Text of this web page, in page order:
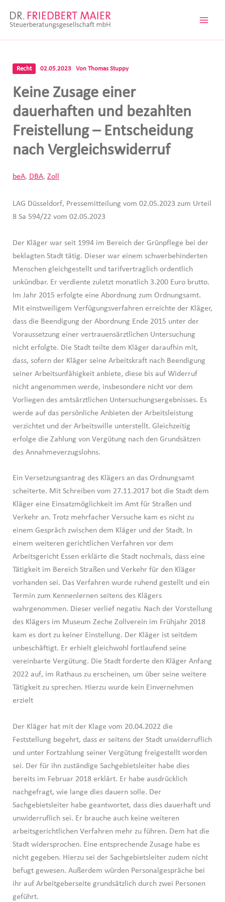
Inhalt
Recht 02.05.2023 Von Thomas Stuppy
Keine Zusage einer
dauerhaften und bezahlten
Freistellung – Entscheidung
nach Vergleichswiderruf
beA, DBA, Zoll
LAG Düsseldorf, Pressemitteilung vom 02.05.2023 zum Urteil
8 Sa 594/22 vom 02.05.2023
Der Kläger war seit 1994 im Bereich der Grünpflege bei der
beklagten Stadt tätig. Dieser war einem schwerbehinderten
Menschen gleichgestellt und tarifvertraglich ordentlich
unkündbar. Er verdiente zuletzt monatlich 3.200 Euro brutto.
Im Jahr 2015 erfolgte eine Abordnung zum Ordnungsamt.
Mit einstweiligem Verfügungsverfahren erreichte der Kläger,
dass die Beendigung der Abordnung Ende 2015 unter der
Voraussetzung einer vertrauensärztlichen Untersuchung
nicht erfolgte. Die Stadt teilte dem Kläger daraufhin mit,
dass, sofern der Kläger seine Arbeitskraft nach Beendigung
seiner Arbeitsunfähigkeit anbiete, diese bis auf Widerruf
nicht angenommen werde, insbesondere nicht vor dem
Vorliegen des amtsärztlichen Untersuchungsergebnisses. Es
werde auf das persönliche Anbieten der Arbeitsleistung
verzichtet und der Arbeitswille unterstellt. Gleichzeitig
erfolge die Zahlung von Vergütung nach den Grundsätzen
des Annahmeverzugslohns.
Ein Versetzungsantrag des Klägers an das Ordnungsamt
scheiterte. Mit Schreiben vom 27.11.2017 bot die Stadt dem
Kläger eine Einsatzmöglichkeit im Amt für Straßen und
Verkehr an. Trotz mehrfacher Versuche kam es nicht zu
einem Gespräch zwischen dem Kläger und der Stadt. In
einem weiteren gerichtlichen Verfahren vor dem
Arbeitsgericht Essen erklärte die Stadt nochmals, dass eine
Tätigkeit im Bereich Straßen und Verkehr für den Kläger
vorhanden sei. Das Verfahren wurde ruhend gestellt und ein
Termin zum Kennenlernen seitens des Klägers
wahrgenommen. Dieser verlief negativ. Nach der Vorstellung
des Klägers im Museum Zeche Zollverein im Frühjahr 2018
kam es dort zu keiner Einstellung. Der Kläger ist seitdem
unbeschäftigt. Er erhielt gleichwohl fortlaufend seine
vereinbarte Vergütung. Die Stadt forderte den Kläger Anfang
2022 auf, im Rathaus zu erscheinen, um über seine weitere
Tätigkeit zu sprechen. Hierzu wurde kein Einvernehmen
erzielt
Der Kläger hat mit der Klage vom 20.04.2022 die
Feststellung begehrt, dass er seitens der Stadt unwiderruflich
und unter Fortzahlung seiner Vergütung freigestellt worden
sei. Der für ihn zuständige Sachgebietsleiter habe dies
bereits im Februar 2018 erklärt. Er habe ausdrücklich
nachgefragt, wie lange dies dauern solle. Der
Sachgebietsleiter habe geantwortet, dass dies dauerhaft und
unwiderruflich sei. Er brauche auch keine weiteren
arbeitsgerichtlichen Verfahren mehr zu führen. Dem hat die
Stadt widersprochen. Eine entsprechende Zusage habe es
nicht gegeben. Hierzu sei der Sachgebietsleiter zudem nicht
befugt gewesen. Außerdem würden Personalgespräche bei
ihr auf Arbeitgeberseite grundsätzlich durch zwei Personen
geführt.